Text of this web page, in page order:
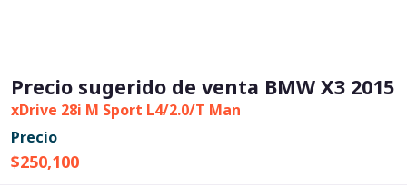
Precio sugerido de venta BMW X3 2015
xDrive 28i M Sport L4/2.0/T Man
Precio
$250,100